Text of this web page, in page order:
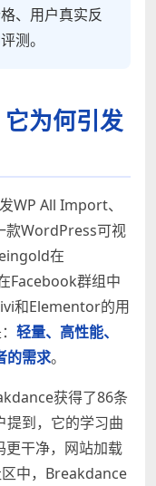
、用户真实反
测。
为何引发
WP All Import、
款WordPress可视
在
Facebook群组中
和Elementor的用
轻量、高性能、
的需求。
获得了86条
提到，它的学习曲
干净，网站加载
中，Breakdance